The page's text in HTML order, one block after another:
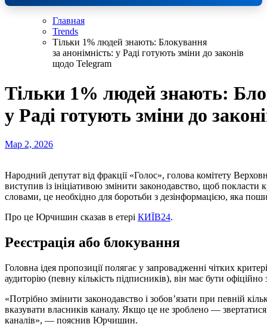
Главная
Trends
Тільки 1% людей знають: Блокування
за анонімність: у Раді готують зміни до законів
щодо Telegram
Тільки 1% людей знають:
у Раді готують зміни до
Мар 2, 2026
Народний депутат від фракції «Голос», голова комітету
виступив із ініціативою змінити законодавство, щоб покласти
словами, це необхідно для боротьби з дезінформацією, яка
Про це Юрчишин сказав в етері КИЇВ24.
Реєстрація або блокування
Головна ідея пропозиції полягає у запровадженні чітких
аудиторію (певну кількість підписників), він має бути
«Потрібно змінити законодавство і зобов’язати при певній
вказувати власників каналу. Якщо це не зроблено —
каналів», — пояснив Юрчишин.